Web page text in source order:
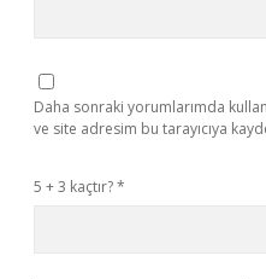
Daha sonraki yorumlarımda
ve site adresim bu tarayıcıya
5 + 3 kaçtır?*